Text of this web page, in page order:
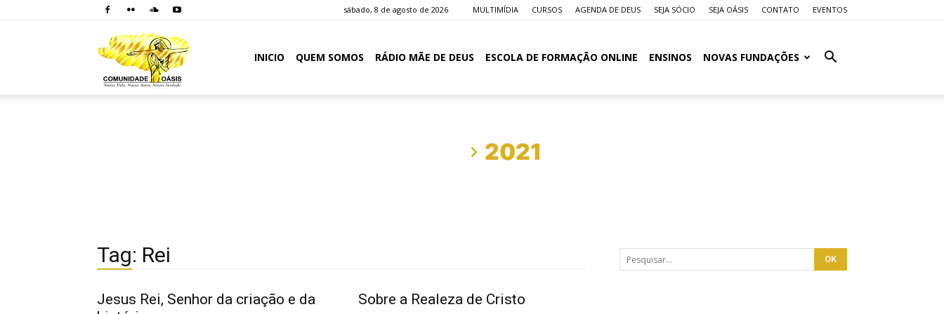
sábado, 8 de agosto de 2026 MULTIMÍDIA CURSOS AGENDA DE DEUS SEJA SÓCIO SEJA OÁSIS CONTATO EVENTOS
INICIO QUEM SOMOS RÁDIO MÃE DE DEUS ESCOLA DE FORMAÇÃO ONLINE ENSINOS NOVAS FUNDAÇÕES
2021
Tag: Rei
Jesus Rei, Senhor da criação e da
Sobre a Realeza de Cristo